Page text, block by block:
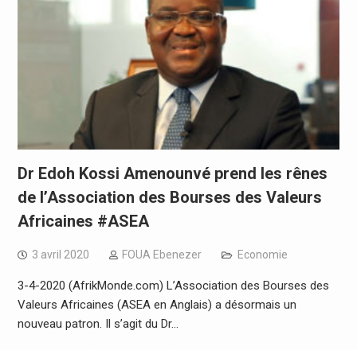
Dr Edoh Kossi Amenounvé prend les rênes
de l’Association des Bourses des Valeurs
Africaines #ASEA
3 avril 2020 FOUA Ebenezer Economie
3-4-2020 (AfrikMonde.com) L’Association des Bourses des
Valeurs Africaines (ASEA en Anglais) a désormais un
nouveau patron. Il s’agit du Dr…